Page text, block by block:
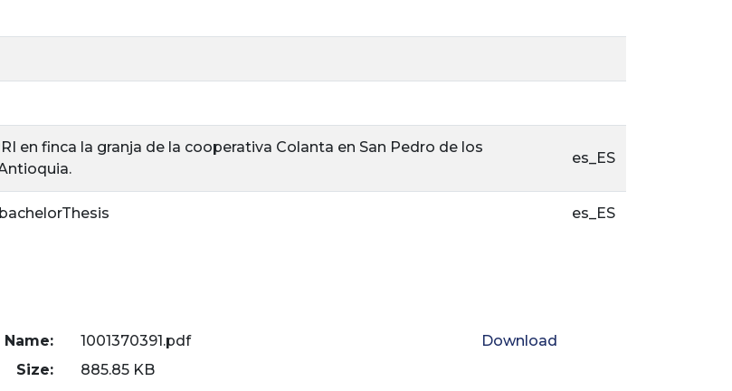
en finca la granja de la cooperativa Colanta en San Pedro de los
es_ES
es_ES
Name:
1001370391.pdf
Size:
885.85 KB
Download